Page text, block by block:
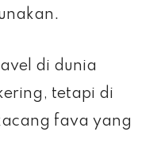
di dunia
tetapi di
fava yang